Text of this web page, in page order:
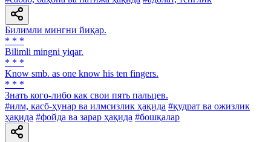
Билимли мингни йиқар.
* * *
Bilimli mingni yiqar.
* * *
Know smb. as one know his ten fingers.
* * *
Знать кого-либо как свои пять пальцев.
#илм, касб-ҳунар ва илмсизлик ҳақида #қудрат ва ожизлик
ҳақида #фойда ва зарар ҳақида #бошқалар